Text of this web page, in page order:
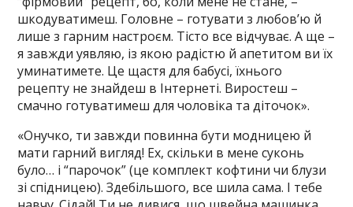
шкодуватимеш. Головне – готувати з любов’ю й
лише з гарним настроєм. Тісто все відчуває. А ще –
я завжди уявляю, із якою радістю й апетитом ви їх
уминатимете. Це щастя для бабусі, їхнього
рецепту не знайдеш в Інтернеті. Виростеш –
смачно готуватимеш для чоловіка та діточок».
«Онучко, ти завжди повинна бути модницею й
мати гарний вигляд! Ех, скільки в мене суконь
було… і “парочок” (це комплект кофтини чи блузи
зі спідницею). Здебільшого, все шила сама. І тебе